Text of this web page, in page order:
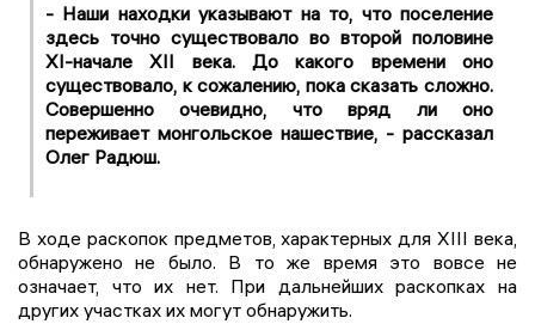
- Наши находки указывают на то, что поселение
здесь точно существовало во второй половине
XI-начале XII века. До какого времени оно
существовало, к сожалению, пока сказать сложно.
Совершенно очевидно, что вряд ли оно
переживает монгольское нашествие, - рассказал
Олег Радюш.
В ходе раскопок предметов, характерных для XIII века,
обнаружено не было. В то же время это вовсе не
означает, что их нет. При дальнейших раскопках на
других участках их могут обнаружить.